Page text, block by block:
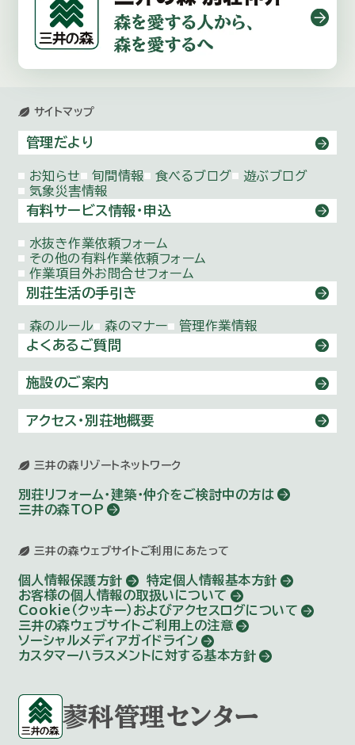
サイトマップ
管理だより
お知らせ 旬間情報 食べるブログ
遊ぶブログ
気象災害情報
有料サービス情報・申込
水抜き作業依頼フォーム
その他の有料作業依頼フォーム
作業項目外お問合せフォーム
別荘生活の手引き
森のルール 森のマナー 管理作業情報
よくあるご質問
施設のご案内
アクセス・別荘地概要
三井の森リゾートネットワーク
別荘リフォーム・建築・仲介をご検討中の方は
三井の森TOP
三井の森ウェブサイトご利用にあたって
個人情報保護方針
特定個人情報基本方針
お客様の個人情報の取扱いについて
Cookie（クッキー）およびアクセスログについて
三井の森ウェブサイトご利用上の注意
ソーシャルメディアガイドライン
カスタマーハラスメントに対する基本方針
蓼科管理センター